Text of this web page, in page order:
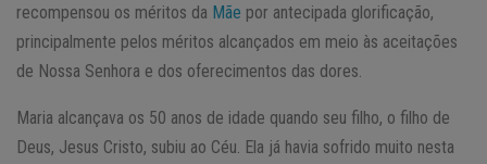
recompensou os méritos da Mãe por antecipada glorificação,
principalmente pelos méritos alcançados em meio às aceitações
de Nossa Senhora e dos oferecimentos das dores.
Maria alcançava os 50 anos de idade quando seu filho, o filho de
Deus, Jesus Cristo, subiu ao Céu. Ela já havia sofrido muito nesta